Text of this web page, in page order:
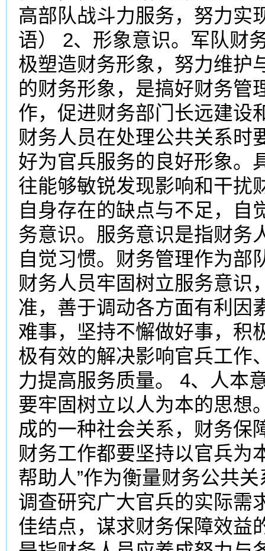
高部队战斗力服务，努力实
语） 2、形象意识。军队财
极塑造财务形象，努力维护
的财务形象，是搞好财务管
作，促进财务部门长远建设
财务人员在处理公共关系时
好为官兵服务的良好形象。
往能够敏锐发现影响和干扰
自身存在的缺点与不足，自
务意识。服务意识是指财务
自觉习惯。财务管理作为部
财务人员牢固树立服务意识
准，善于调动各方面有利因
难事，坚持不懈做好事，积
极有效的解决影响官兵工作
力提高服务质量。 4、人本
要牢固树立以人为本的思想
成的一种社会关系，财务保
财务工作都要坚持以官兵为
帮助人”作为衡量财务公共
调查研究广大官兵的实际需
佳结点，谋求财务保障效益